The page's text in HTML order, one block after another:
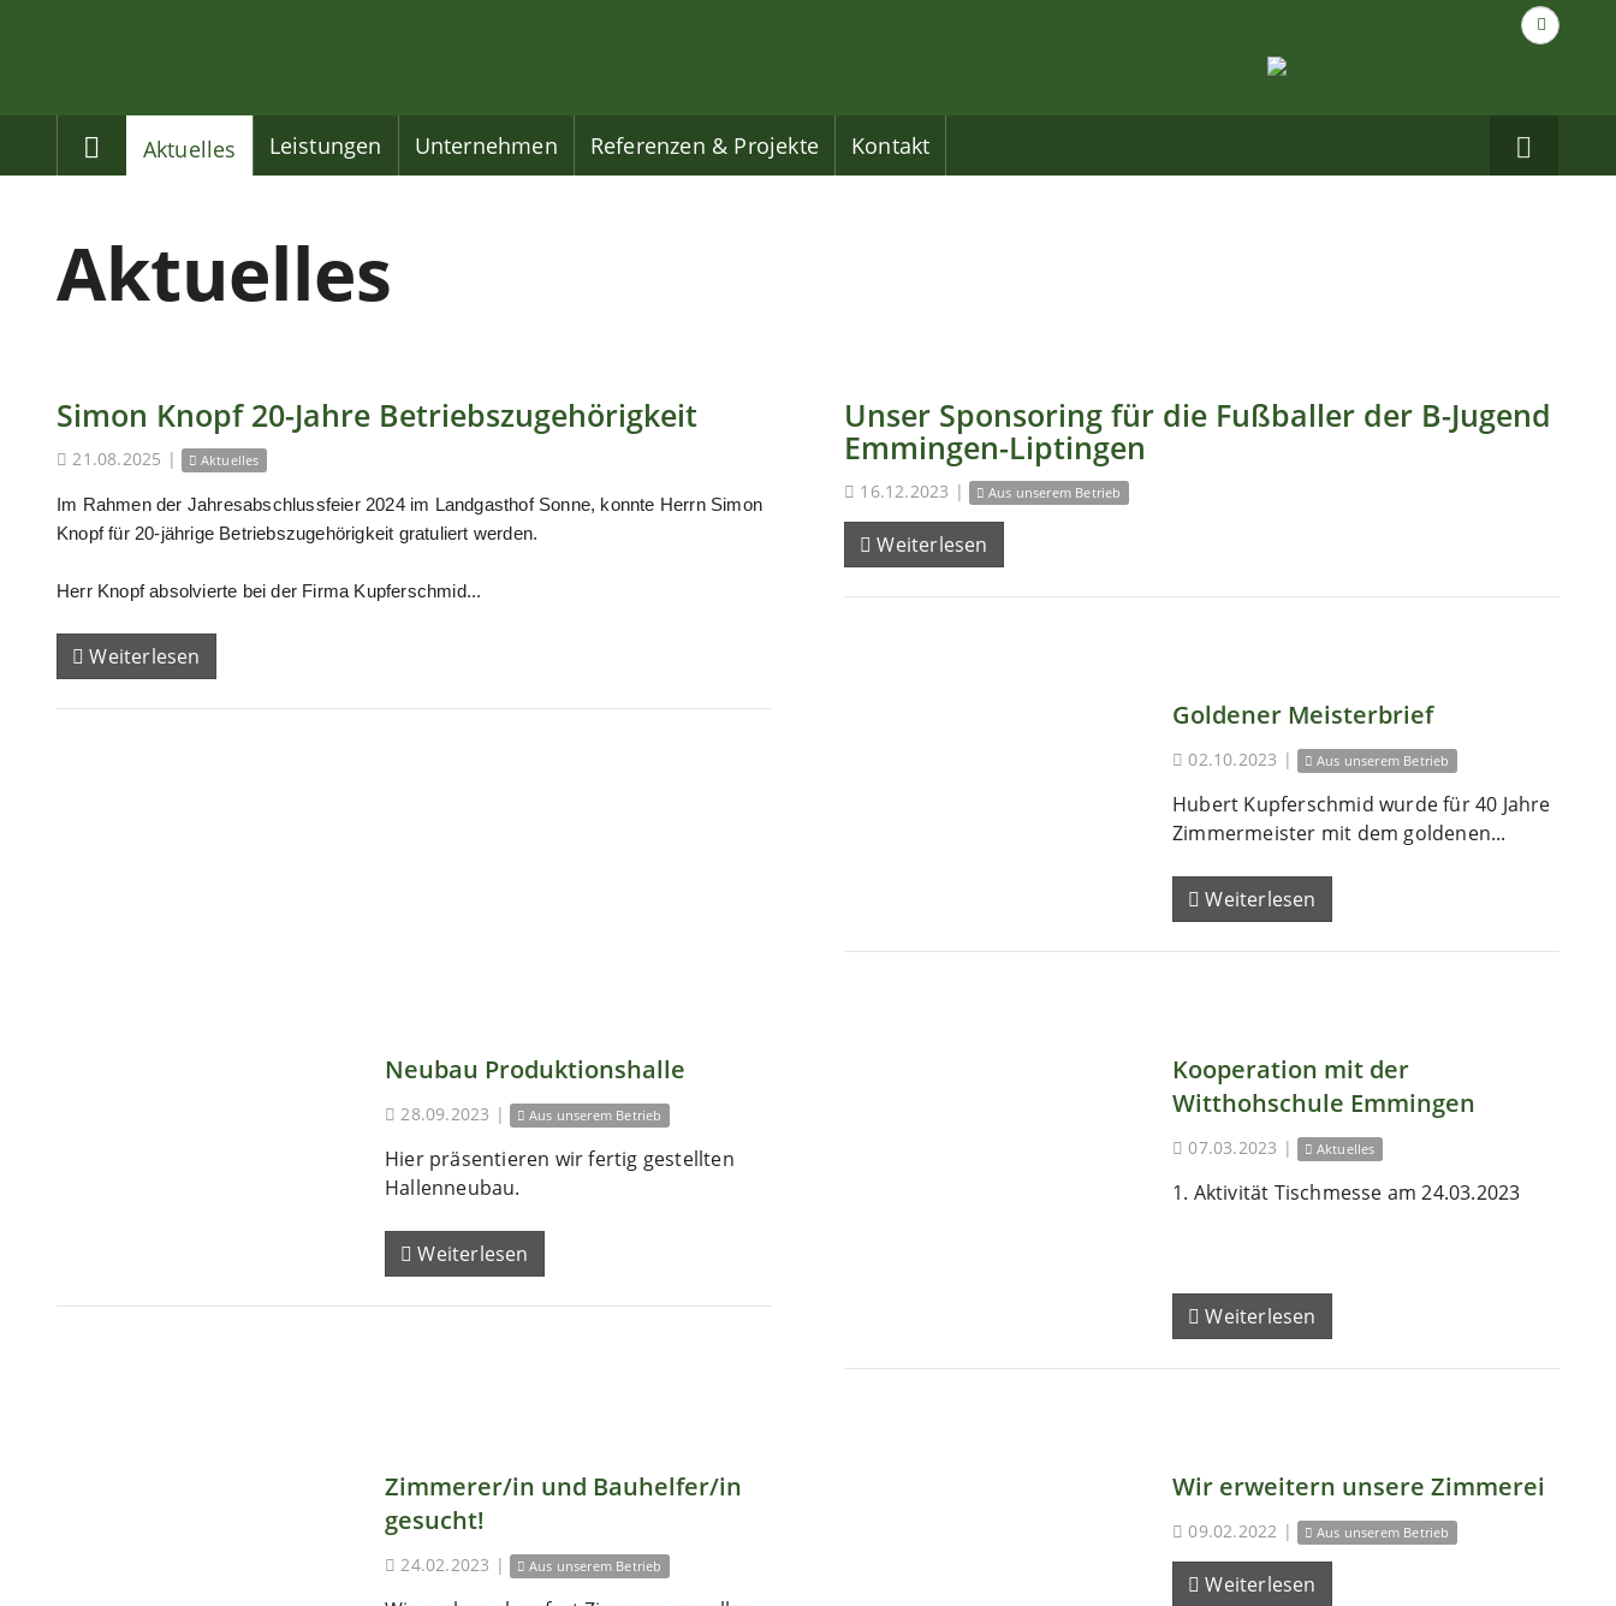
Suche
nach...
Home
Aktuelles Leistungen Unternehmen Referenzen & Projekte Kontakt
auf
Aktuelles
Simon Knopf 20-Jahre Betriebszugehörigkeit
21.08.2025 | Aktuelles
Im Rahmen der Jahresabschlussfeier 2024 im Landgasthof Sonne, konnte Herrn Simon
Knopf für 20-jährige Betriebszugehörigkeit gratuliert werden.
Herr Knopf absolvierte bei der Firma Kupferschmid...
Weiterlesen
Unser Sponsoring für die Fußballer der B-Jugend
Emmingen-Liptingen
16.12.2023 | Aus unserem Betrieb
Weiterlesen
Goldener Meisterbrief
02.10.2023 | Aus unserem Betrieb
Hubert Kupferschmid wurde für 40 Jahre
Zimmermeister mit dem goldenen...
Weiterlesen
Neubau Produktionshalle
28.09.2023 | Aus unserem Betrieb
Hier präsentieren wir fertig gestellten
Hallenneubau.
Weiterlesen
Kooperation mit der
Witthohschule Emmingen
07.03.2023 | Aktuelles
1. Aktivität Tischmesse am 24.03.2023
Weiterlesen
Zimmerer/in und Bauhelfer/in
gesucht!
24.02.2023 | Aus unserem Betrieb
Wir erweitern unsere Zimmerei
09.02.2022 | Aus unserem Betrieb
Weiterlesen